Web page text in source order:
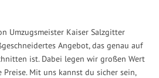
Umzugsmeister Kaiser Salzgitter
Angebot, das genau auf
ist. Dabei legen wir großen Wert
Preise. Mit uns kannst du sicher sein,